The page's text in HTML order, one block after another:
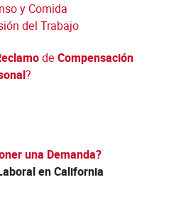
y Comida
del Trabajo
de Compensación
?
una Demanda?
en California